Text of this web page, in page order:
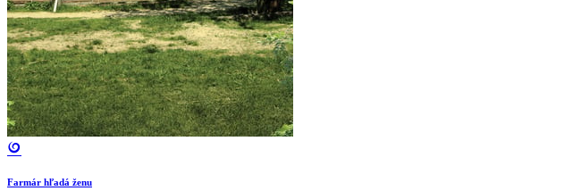
Farmár hľadá ženu